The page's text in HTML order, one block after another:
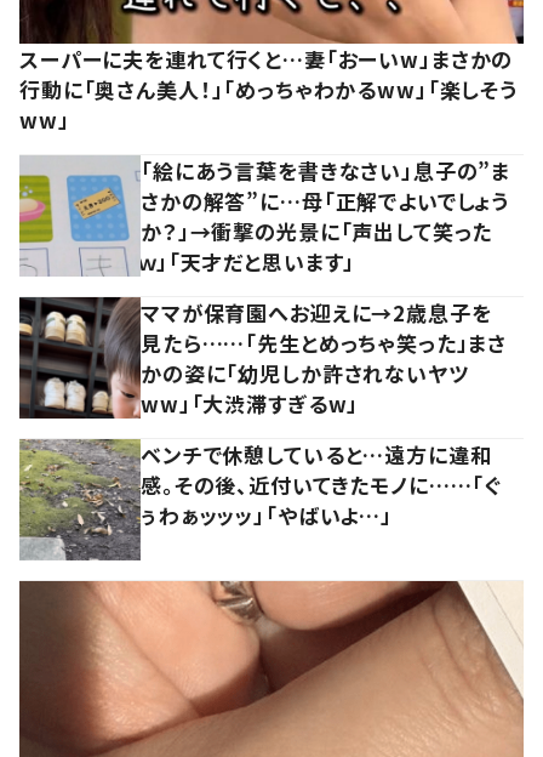
スーパーに夫を連れて行くと…妻「おーいw」まさかの
行動に「奥さん美人！」「めっちゃわかるww」「楽しそう
ww」
「絵にあう言葉を書きなさい」息子の”ま
さかの解答”に…母「正解でよいでしょう
か？」→衝撃の光景に「声出して笑った
ｗ」「天才だと思います」
ママが保育園へお迎えに→2歳息子を
見たら……「先生とめっちゃ笑った」まさ
かの姿に「幼児しか許されないヤツ
ww」「大渋滞すぎるw」
ベンチで休憩していると…遠方に違和
感。その後、近付いてきたモノに……「ぐ
ぅわぁッッッ」「やばいよ…」